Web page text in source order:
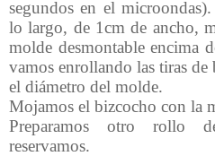
segundos en el
lo largo, de 1cm de ancho,
molde desmontable encima
vamos enrollando las tiras
el diámetro del molde.
Mojamos el bizcocho con la
Preparamos otro rollo
reservamos.